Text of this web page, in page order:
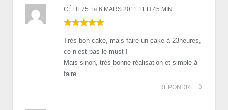
CÉLIE75 le 6 MARS 2011 11 H 45 MIN
Très bon cake, mais faire un cake à 23heures,
ce n’est pas le must !
Mais sinon, très bonne réalisation et simple à
faire.
RÉPONDRE